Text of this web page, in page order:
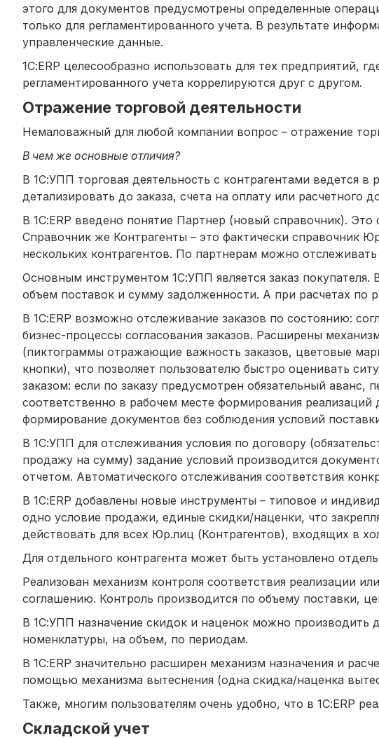
этого для документов предусмотрены определенные
только для регламентированного учета. В результате
управленческие данные.
1С:ERP целесообразно использовать для тех предприятий,
регламентированного учета коррелируются друг с другом.
Отражение торговой деятельности
Немаловажный для любой компании вопрос – отражение
В чем же основные отличия?
В 1С:УПП торговая деятельность с контрагентами ведется
детализировать до заказа, счета на оплату или расчетного
В 1С:ERP введено понятие Партнер (новый справочник).
Справочник же Контрагенты – это фактически справочник
нескольких контрагентов. По партнерам можно
Основным инструментом 1С:УПП является заказ
объем поставок и сумму задолженности. А при расчетах по
В 1С:ERP возможно отслеживание заказов по состоянию:
бизнес-процессы согласования заказов. Расширены
(пиктограммы отражающие важность заказов, цветовые
кнопки), что позволяет пользователю быстро оценивать
заказом: если по заказу предусмотрен обязательный
соответственно в рабочем месте формирования
формирование документов без соблюдения условий
В 1С:УПП для отслеживания условия по договору
продажу на сумму) задание условий производится
отчетом. Автоматического отслеживания соответствия
В 1С:ERP добавлены новые инструменты – типовое и
одно условие продажи, единые скидки/наценки, что
действовать для всех Юр.лиц (Контрагентов), входящих в
Для отдельного контрагента может быть установлено
Реализован механизм контроля соответствия реализации
соглашению. Контроль производится по объему поставки,
В 1С:УПП назначение скидок и наценок можно производить
номенклатуры, на объем, по периодам.
В 1С:ERP значительно расширен механизм назначения и
помощью механизма вытеснения (одна скидка/наценка
Также, многим пользователям очень удобно, что в 1С:ERP
Складской учет